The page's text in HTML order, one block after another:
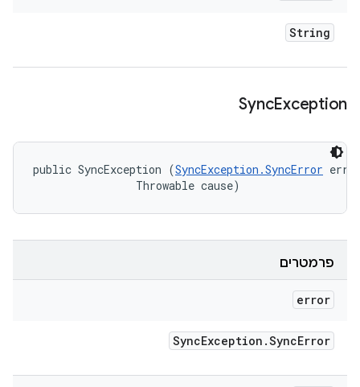
String
SyncException
public SyncException (SyncException.SyncError
                Throwable cause)
פרמטרים
error
SyncException .SyncError